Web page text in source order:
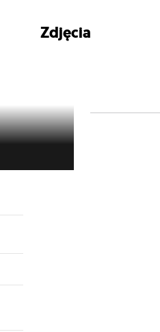
Zdjęcia